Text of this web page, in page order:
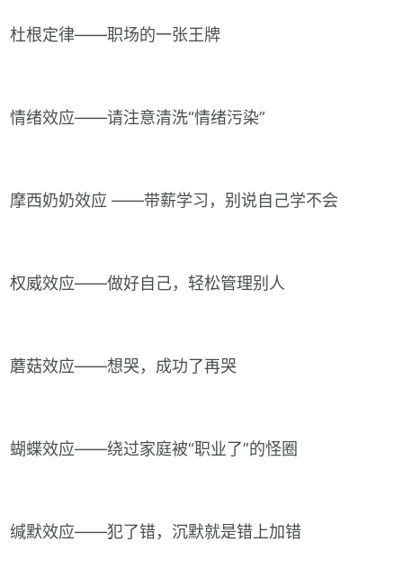
杜根定律——职场的一张王牌
情绪效应——请注意清洗“情绪污染”
摩西奶奶效应 ——带薪学习，别说自己学不会
权威效应——做好自己，轻松管理别人
蘑菇效应——想哭，成功了再哭
蝴蝶效应——绕过家庭被“职业了”的怪圈
缄默效应——犯了错，沉默就是错上加错